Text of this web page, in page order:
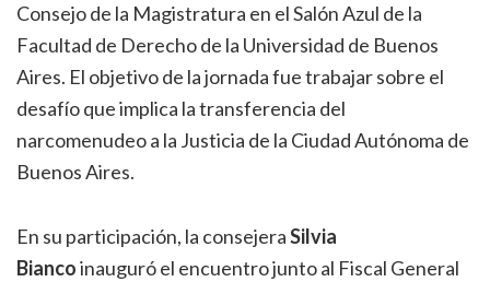
Consejo de la Magistratura en el Salón Azul de la
Facultad de Derecho de la Universidad de Buenos
Aires. El objetivo de la jornada fue trabajar sobre el
desafío que implica la transferencia del
narcomenudeo a la Justicia de la Ciudad Autónoma de
Buenos Aires.
En su participación, la consejeraSilvia
Biancoinauguró el encuentro junto al Fiscal General